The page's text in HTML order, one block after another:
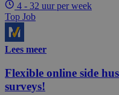
4 - 32 uur per week
Top Job
Lees meer
Flexible online side
surveys!